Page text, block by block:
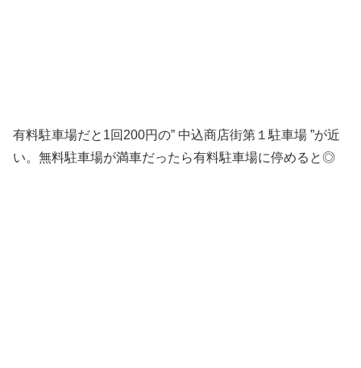
有料駐車場だと 1回200円の” 中込商店街第１駐車場 ”が近
い。無料駐車場が満車だったら有料駐車場に停めると◎